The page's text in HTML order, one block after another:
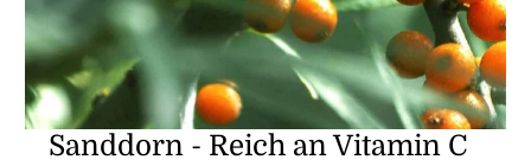
Sanddorn - Reich an Vitamin C